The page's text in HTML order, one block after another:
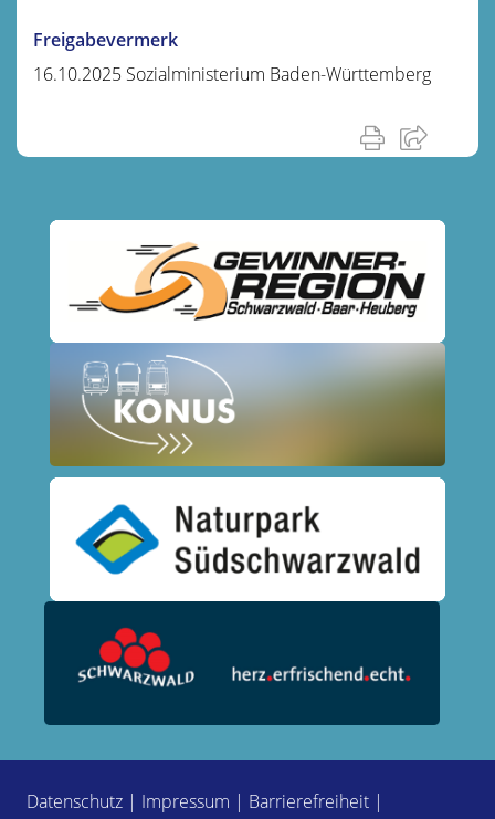
Freigabevermerk
16.10.2025 Sozialministerium Baden-Württemberg
Datenschutz | Impressum | Barrierefreiheit |